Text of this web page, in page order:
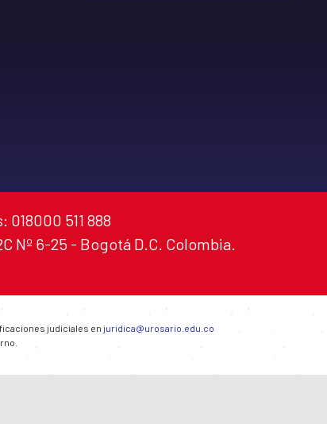
511 888
Nº 6-25 - Bogotá D.C. Colombia.
judiciales en juridica@urosario.edu.co